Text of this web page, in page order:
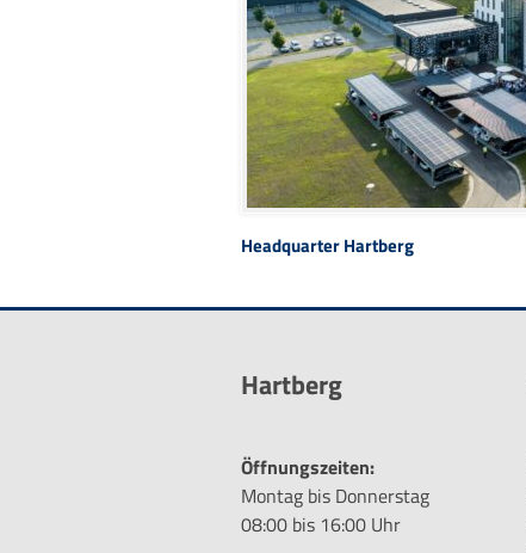
Headquarter Hartberg
Hartberg
Öffnungszeiten:
Montag bis Donnerstag
08:00 bis 16:00 Uhr